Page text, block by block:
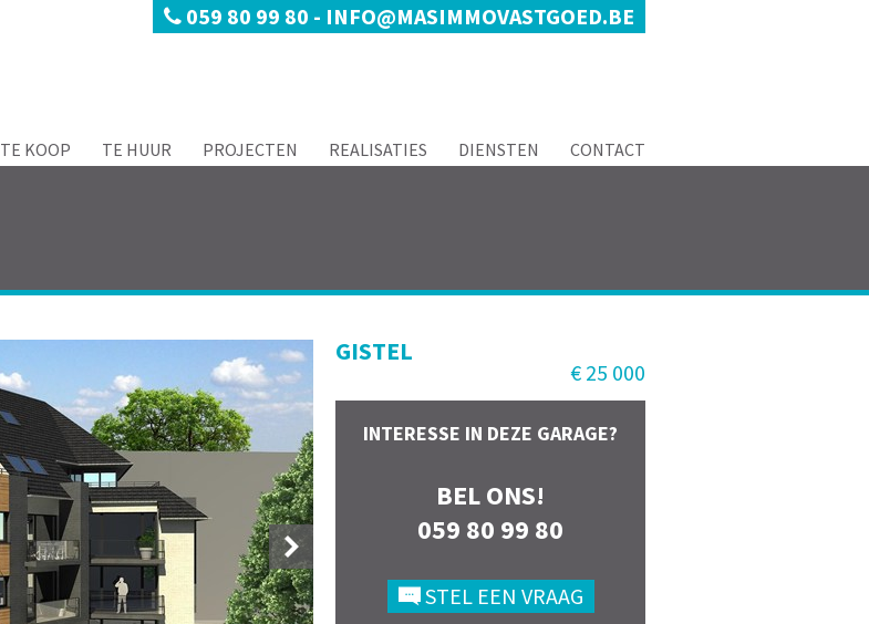
059 80 99 80 - INFO@MASIMMOVASTGOED.BE
TE KOOP TE HUUR PROJECTEN REALISATIES DIENSTEN CONTACT
GISTEL
€ 25 000
INTERESSE IN DEZE GARAGE?
BEL ONS!
059 80 99 80
STEL EEN VRAAG